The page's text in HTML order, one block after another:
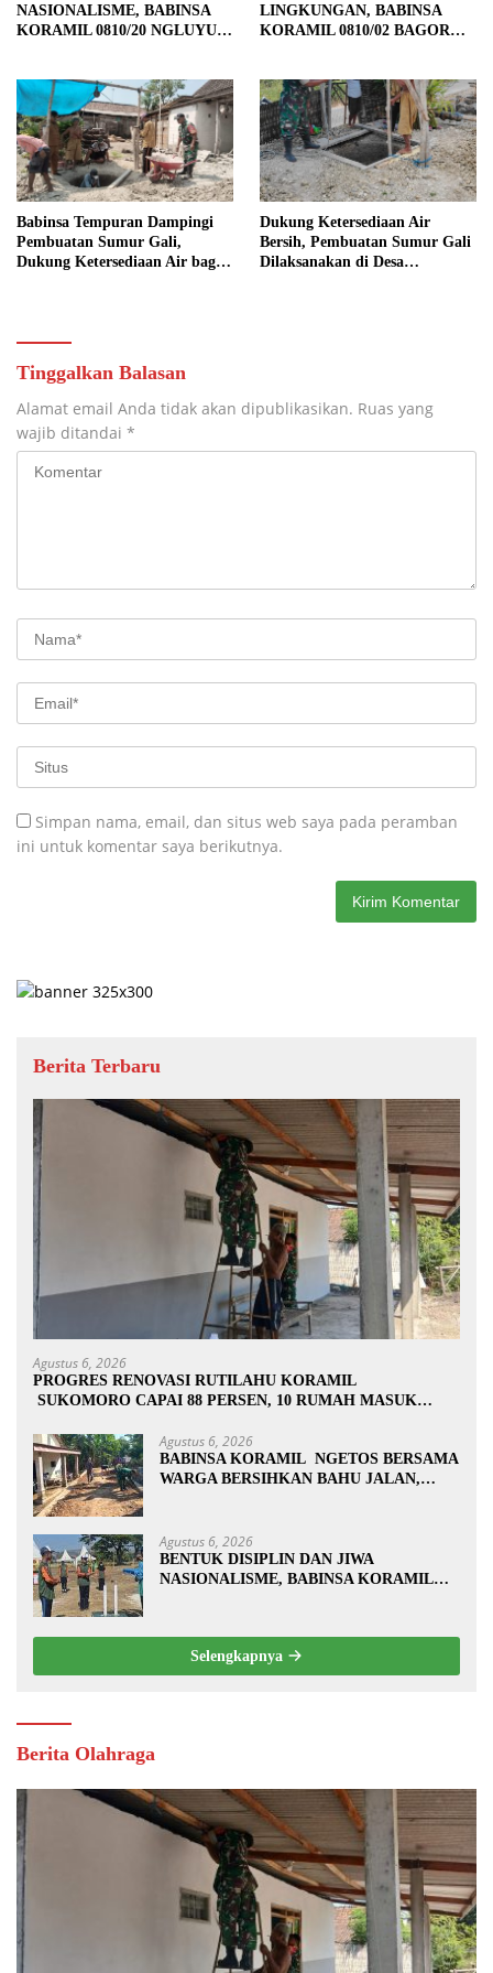
NASIONALISME, BABINSA
KORAMIL 0810/20 NGLUYU
LINGKUNGAN, BABINSA
KORAMIL 0810/02 BAGOR
BAKTI
Babinsa Tempuran Dampingi
Pembuatan Sumur Gali,
Dukung Ketersediaan Air bagi
Dukung Ketersediaan Air
Bersih, Pembuatan Sumur Gali
Dilaksanakan di Desa
Tinggalkan Balasan
Alamat email Anda tidak akan dipublikasikan. Ruas yang
wajib ditandai *
Simpan nama, email, dan situs web saya pada peramban
ini untuk komentar saya berikutnya.
Berita Terbaru
Agustus 6, 2026
PROGRES RENOVASI RUTILAHU KORAMIL
SUKOMORO CAPAI 88 PERSEN, 10 RUMAH MASUK
Agustus 6, 2026
BABINSA KORAMIL NGETOS BERSAMA
WARGA BERSIHKAN BAHU JALAN,
Agustus 6, 2026
BENTUK DISIPLIN DAN JIWA
NASIONALISME, BABINSA KORAMIL
Selengkapnya
Berita Olahraga